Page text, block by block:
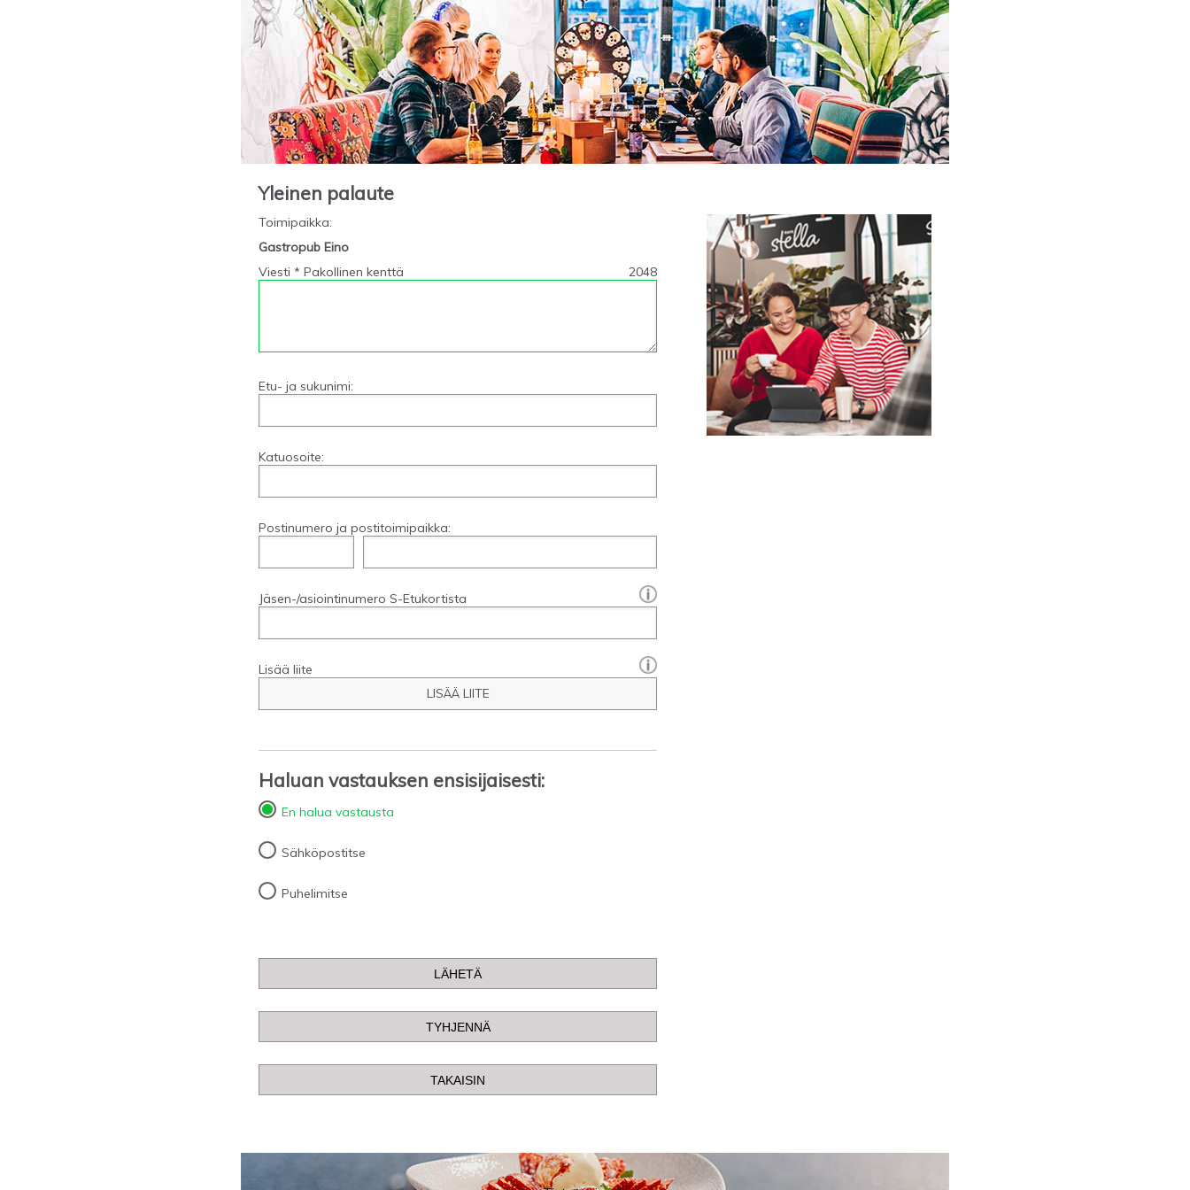
Yleinen palaute
Toimipaikka:
Gastropub Eino
Viesti * Pakollinen kenttä
2048
Etu- ja sukunimi:
Katuosoite:
Postinumero ja postitoimipaikka:
Jäsen-/asiointinumero S-Etukortista
Lisää liite
LISÄÄ LIITE
Haluan vastauksen ensisijaisesti:
En halua vastausta
Sähköpostitse
Puhelimitse